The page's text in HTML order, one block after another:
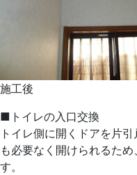
施工後
■トイレの入口交換
トイレ側に開くドアを片
も必要なく開けられるた
す。